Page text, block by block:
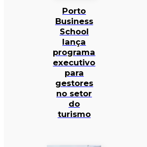
Porto
Business
School
lança
programa
executivo
para
gestores
no setor
do
turismo